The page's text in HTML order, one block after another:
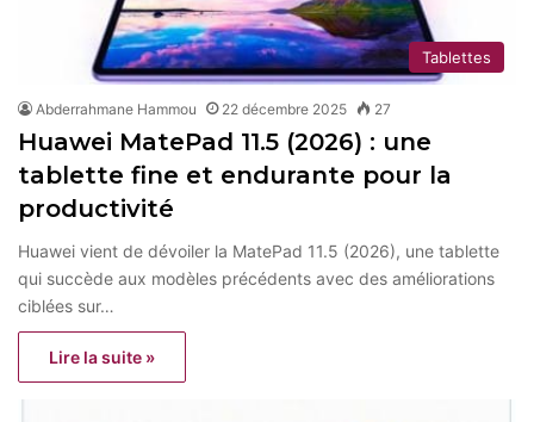
Tablettes
Abderrahmane Hammou 22 décembre 2025 27
Huawei MatePad 11.5 (2026) : une
tablette fine et endurante pour la
productivité
Huawei vient de dévoiler la MatePad 11.5 (2026), une tablette
qui succède aux modèles précédents avec des améliorations
ciblées sur…
Lire la suite »